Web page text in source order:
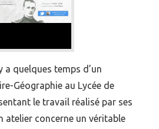
a quelques temps d’un
Géographie au Lycée de
le travail réalisé par ses
atelier concerne un véritable